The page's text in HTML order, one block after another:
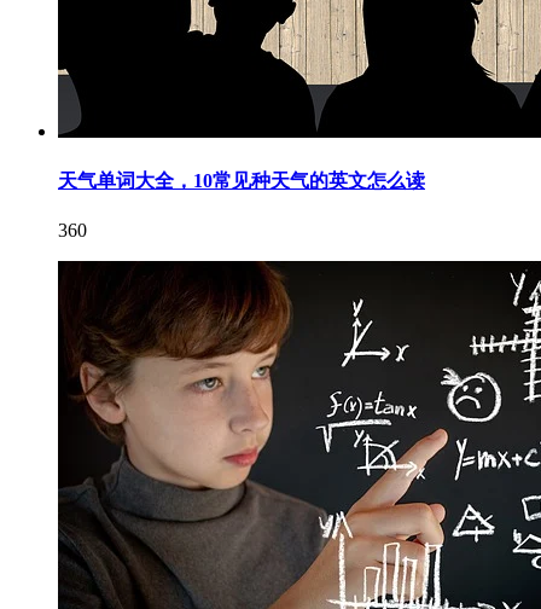
天气单词大全，10常见种天气的英文怎么读
360